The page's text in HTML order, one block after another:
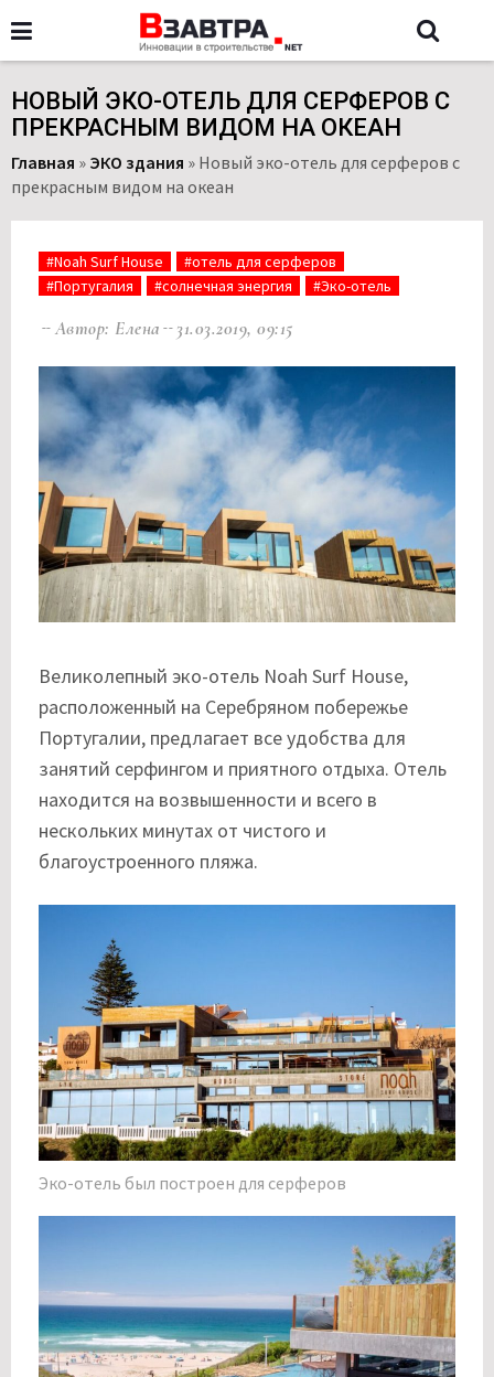
НОВЫЙ ЭКО-ОТЕЛЬ ДЛЯ СЕРФЕРОВ С
ПРЕКРАСНЫМ ВИДОМ НА ОКЕАН
Главная » ЭКО здания » Новый эко-отель для серферов с
прекрасным видом на океан
#Noah Surf House
#отель для серферов
#Португалия
#солнечная энергия #Эко-отель
Автор: Елена 31.03.2019, 09:15
Великолепный эко-отель Noah Surf House,
расположенный на Серебряном побережье
Португалии, предлагает все удобства для
занятий серфингом и приятного отдыха. Отель
находится на возвышенности и всего в
нескольких минутах от чистого и
благоустроенного пляжа.
Эко-отель был построен для серферов